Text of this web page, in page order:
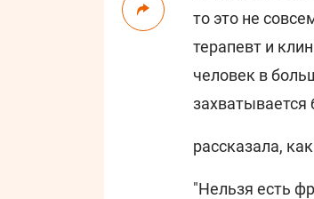
то это не
терапевт и
человек в
захватывается
рассказала,
"Нельзя есть